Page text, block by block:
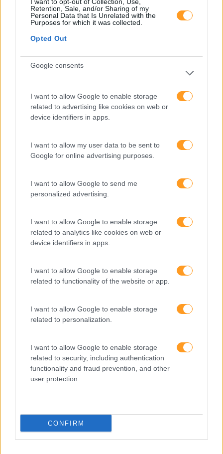
Retention, Sale, and/or Sharing of my
Personal Data that Is Unrelated with the
Purposes for which it was collected.
Opted Out
Google consents
I want to allow Google to enable storage
related to advertising like cookies on web or
device identifiers in apps.
I want to allow my user data to be sent to
Google for online advertising purposes.
I want to allow Google to send me
personalized advertising.
I want to allow Google to enable storage
related to analytics like cookies on web or
device identifiers in apps.
I want to allow Google to enable storage
related to functionality of the website or app.
I want to allow Google to enable storage
related to personalization.
I want to allow Google to enable storage
related to security, including authentication
functionality and fraud prevention, and other
user protection.
CONFIRM
DIGITAL
OUTRAS LÍNGUAS
CLIENTES
investimento de formação
em línguas?
Tem necessidades específicas de formação em
inglês ou noutras línguas estrangeiras?
Quer obter resultados reais de progressão e
aprendizagem dos seus colaboradores?
suas equipas na escala QECR e definir o nível de
progressão individual de cada um?
PEÇA-NOS UMA PROPOSTA